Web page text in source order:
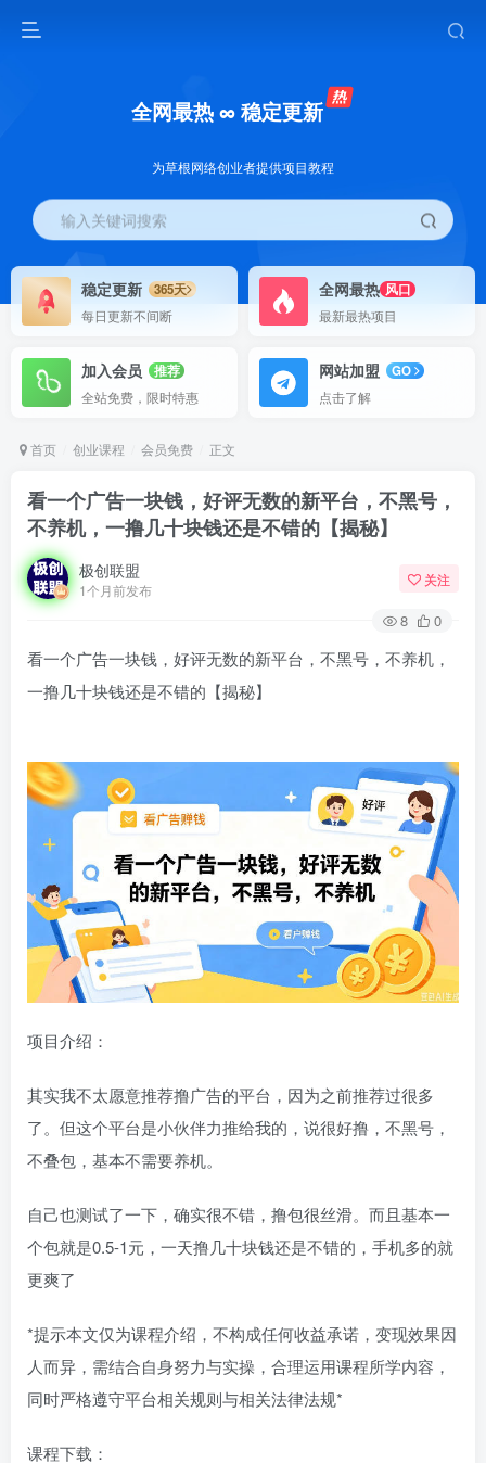
全网最热 ∞ 稳定更新
为草根网络创业者提供项目教程
输入关键词搜索
稳定更新
365天
每日更新不间断
全网最热 风口
最新最热项目
加入会员
推荐
全站免费，限时特惠
网站加盟
GO
点击了解
首页 创业课程 会员免费 正文
看一个广告一块钱，好评无数的新平台，不黑号，
不养机，一撸几十块钱还是不错的【揭秘】
极创联盟
1个月前发布
关注
8 0
看一个广告一块钱，好评无数的新平台，不黑号，不养机，
一撸几十块钱还是不错的【揭秘】
项目介绍：
其实我不太愿意推荐撸广告的平台，因为之前推荐过很多
了。但这个平台是小伙伴力推给我的，说很好撸，不黑号，
不叠包，基本不需要养机。
自己也测试了一下，确实很不错，撸包很丝滑。而且基本一
个包就是0.5-1元，一天撸几十块钱还是不错的，手机多的就
更爽了
*提示本文仅为课程介绍，不构成任何收益承诺，变现效果因
人而异，需结合自身努力与实操，合理运用课程所学内容，
同时严格遵守平台相关规则与相关法律法规*
课程下载：